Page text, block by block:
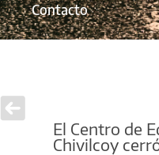
Contacto
El Centro de
Chivilcoy